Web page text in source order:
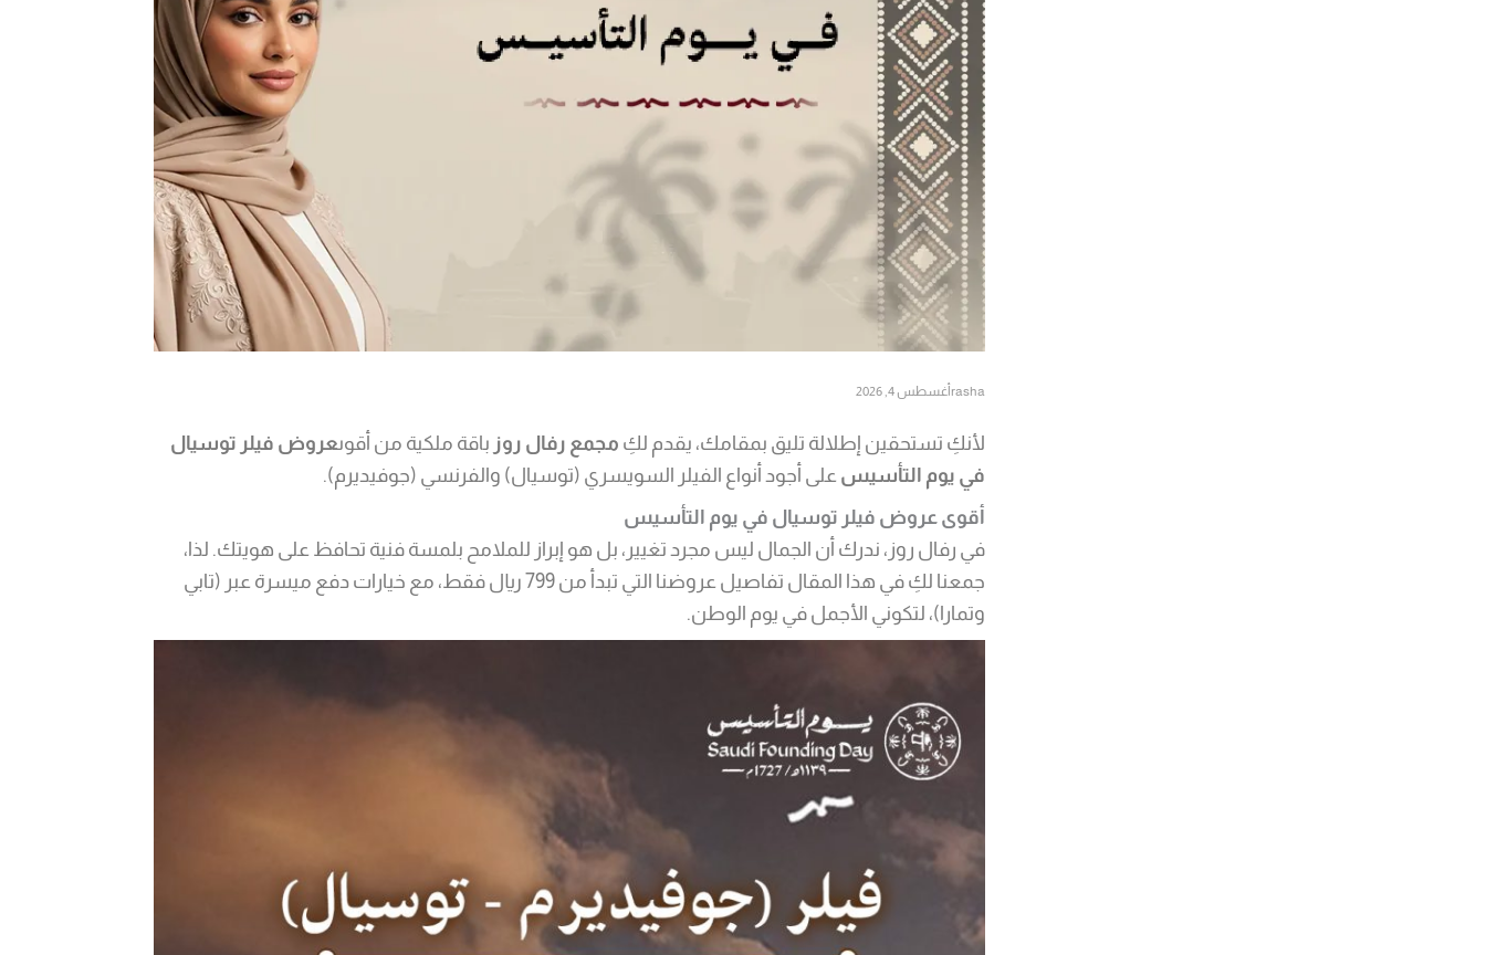
rasha أغسطس 4, 2026
لأنكِ تستحقين إطلالة تليق بمقامك، يقدم لكِ مجمع رفال روز باقة ملكية من أقوىعروض فيلر توسيال
في يوم التأسيس على أجود أنواع الفيلر السويسري (توسيال) والفرنسي (جوفيديرم).
أقوى عروض فيلر توسيال في يوم التأسيس
في رفال روز، ندرك أن الجمال ليس مجرد تغيير، بل هو إبراز للملامح بلمسة فنية تحافظ على هويتك. لذا،
جمعنا لكِ في هذا المقال تفاصيل عروضنا التي تبدأ من 799 ريال فقط، مع خيارات دفع ميسرة عبر (تابي
وتمارا)، لتكوني الأجمل في يوم الوطن.